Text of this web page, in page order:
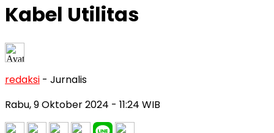
Kabel Utilitas
redaksi - Jurnalis
Rabu, 9 Oktober 2024 - 11:24 WIB